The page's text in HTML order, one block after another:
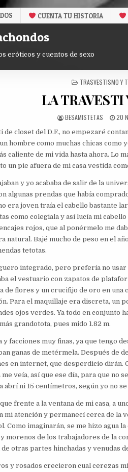
CUENTA TU HISTORIA
eróticos y cuentos de sexo
POSTED
TRASVESTISMO Y
LA TRAVESTI
AUTHOR:
BESAMISTETAS 20
de closet del D.F., no empezaré
hombre como muchas chicas
caliente de mi vida hasta ahora. Lo
un pie afuera de mi casa vestida
y yo acababa de salir de la
algunas prendas que había
era joven traía el cabello bastante
como colegiala y así lucía mi
rojos, que al ponérmelo me
natural. Bajé mucho de peso en el
tetotas.
integrado, pero prefería no usar
el vestuario con zapatos de
de flores y un crucifijo de oro en una
Para el maquillaje era discreta, un
ojos verdes. Ya todo en conjunto
grandotota, pues mido 1.82 m.
y facciones muy finas, ya que tengo
ganas de metérmela. Después de
en internet, que desperdicio
me veía, así que ese día, para que
abrí ni 15 centímetros, según yo no
frente a la ventana de mi casa, a
mi atención y permanecí cerca de la
Como imaginarán, se me hizo agua
morenos de los trabajadores de la
otras partes hinchadas y venudas
y rosados crecieron cual cerezas